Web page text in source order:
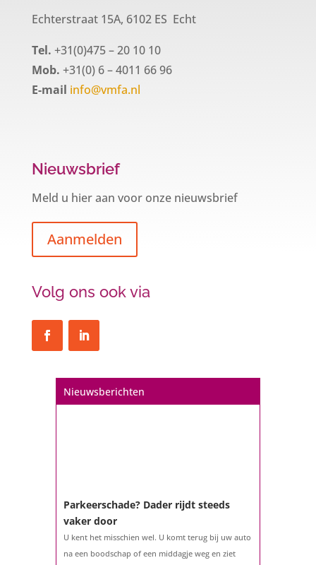
Echterstraat 15A, 6102 ES Echt
Tel. +31(0)475 – 20 10 10
Mob. +31(0) 6 – 4011 66 96
E-mail info@vmfa.nl
Nieuwsbrief
Meld u hier aan voor onze nieuwsbrief
Aanmelden
Volg ons ook via
Nieuwsberichten
Parkeerschade? Dader rijdt steeds
vaker door
U kent het misschien wel. U komt terug bij uw auto
na een boodschap of een middagje weg en ziet